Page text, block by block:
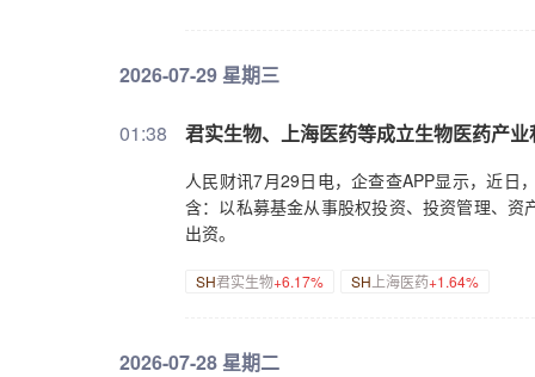
2026-07-29 星期三
01:38 君实生物、上海医药等成立生物医药产
人民财讯7月29日电，企查查APP显示，近日
含：以私募基金从事股权投资、投资管理、
出资。
SH君实生物+6.17% SH 上海医药+1.64%
2026-07-28 星期二